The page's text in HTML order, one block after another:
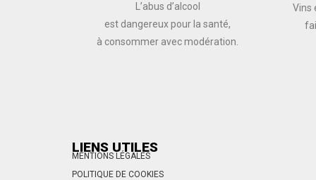
L’abus d’alcool
est dangereux pour la santé,
à consommer avec modération.
Vins
LIENS UTILES
MENTIONS LÉGALES
POLITIQUE DE COOKIES